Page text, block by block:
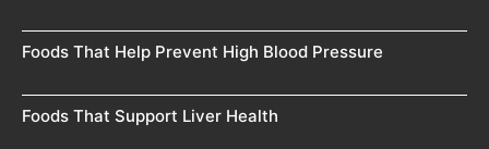
Foods That Help Prevent High Blood Pressure
Foods That Support Liver Health